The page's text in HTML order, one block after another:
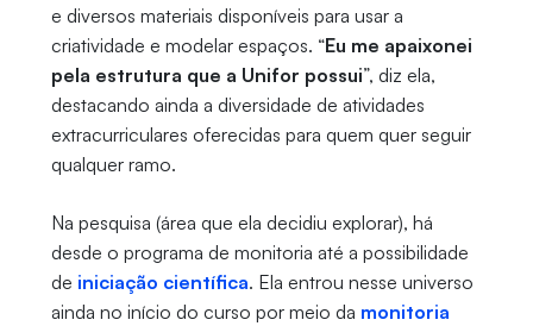
e diversos materiais disponíveis para usar a
criatividade e modelar espaços. “Eu me apaixonei
pela estrutura que a Unifor possui”, diz ela,
destacando ainda a diversidade de atividades
extracurriculares oferecidas para quem quer seguir
qualquer ramo.
Na pesquisa (área que ela decidiu explorar), há
desde o programa de monitoria até a possibilidade
de iniciação científica. Ela entrou nesse universo
ainda no início do curso por meio da monitoria